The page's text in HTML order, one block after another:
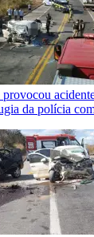
da polícia